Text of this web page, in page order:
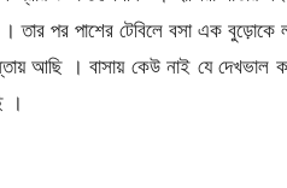
। তার পর পাশের টেবিলে বসা এক
আছি । বাসায় কেউ নাই যে
।